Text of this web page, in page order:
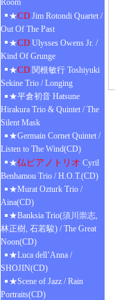
Room
★CD Jim Rotondi Quartet /
Out Of The Past
★CD Ulysses Owens Jr. /
Kind Of Grunge
★CD 関根敏行 Toshiyuki
Sekine Trio / Longing
★平倉初音 Hatsune
Hirakura Trio & Quintet / The
Silent Mask
★Germain Cornet Quintet /
Listen to The Wind(CD)
★仏ピアノトリオ Cyril
Benhamou Trio / H.O.T.(CD)
★Murat Ozturk Trio /
Aina(CD)
★Banksia Trio(須川崇志,
林正樹, 石若駿) / The Great
Noon(CD)
★Luca dell’Anna /
SHOJIN(CD)
★Scene of Jazz / Rain
Portraits(CD)